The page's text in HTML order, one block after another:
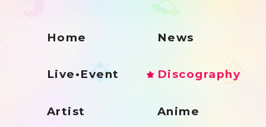
Home News
Live•Event Discography
Artist Anime